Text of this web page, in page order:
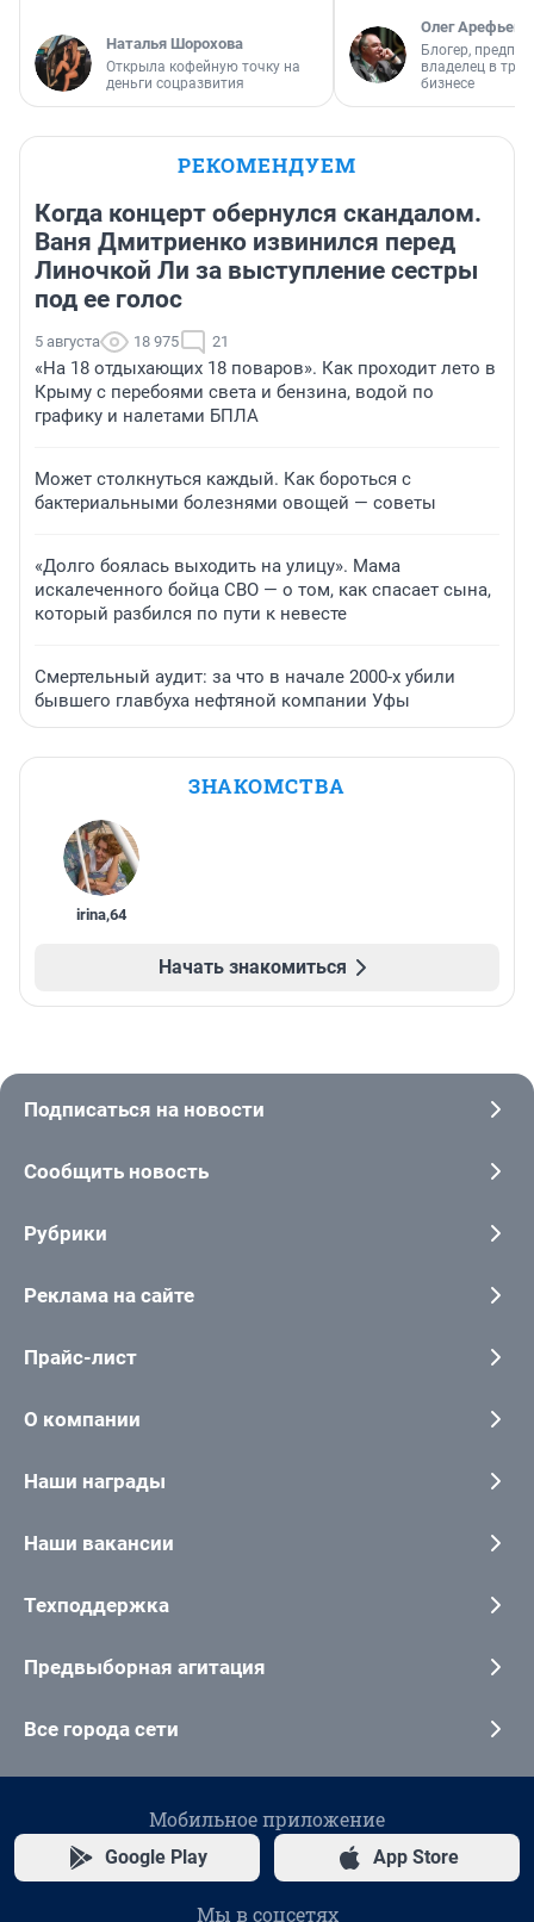
Наталья Шорохова
Открыла кофейную точку на
деньги соцразвития
Олег Арефьев
Блогер,
владелец в
бизнесе
РЕКОМЕНДУЕМ
Когда концерт обернулся скандалом.
Ваня Дмитриенко извинился перед
Линочкой Ли за выступление сестры
под ее голос
5 августа 18 975 21
«На 18 отдыхающих 18 поваров». Как проходит лето в
Крыму с перебоями света и бензина, водой по
графику и налетами БПЛА
Может столкнуться каждый. Как бороться с
бактериальными болезнями овощей — советы
«Долго боялась выходить на улицу». Мама
искалеченного бойца СВО — о том, как спасает сына,
который разбился по пути к невесте
Смертельный аудит: за что в начале 2000-х убили
бывшего главбуха нефтяной компании Уфы
ЗНАКОМСТВА
irina,64
Начать знакомиться
Подписаться на новости
Сообщить новость
Рубрики
Реклама на сайте
Прайс-лист
О компании
Наши награды
Наши вакансии
Техподдержка
Предвыборная агитация
Все города сети
Мобильное приложение
Google Play App Store
Мы в соцсетях